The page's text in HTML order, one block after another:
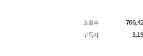
조회수
구독자